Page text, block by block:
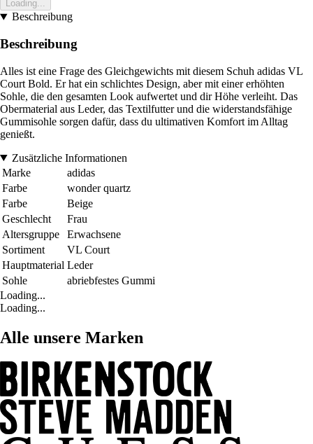
Loading...
Beschreibung
Beschreibung
Alles ist eine Frage des Gleichgewichts mit diesem Schuh adidas VL
Court Bold. Er hat ein schlichtes Design, aber mit einer erhöhten
Sohle, die den gesamten Look aufwertet und dir Höhe verleiht. Das
Obermaterial aus Leder, das Textilfutter und die widerstandsfähige
Gummisohle sorgen dafür, dass du ultimativen Komfort im Alltag
genießt.
Zusätzliche Informationen
Marke
adidas
Farbe
wonder quartz
Farbe
Beige
Geschlecht
Frau
Altersgruppe
Erwachsene
Sortiment
VL Court
Hauptmaterial Leder
Sohle
abriebfestes Gummi
Loading...
Loading...
Alle unsere Marken